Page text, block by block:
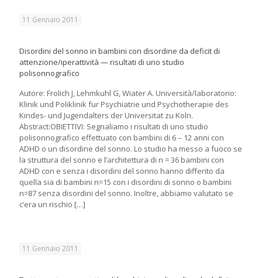
11 Gennaio 2011
Disordini del sonno in bambini con disordine da deficit di
attenzione/iperattività — risultati di uno studio
polisonnografico
Autore: Frolich J, Lehmkuhl G, Wiater A. Università/laboratorio:
Klinik und Poliklinik fur Psychiatrie und Psychotherapie des
Kindes- und Jugendalters der Universitat zu Koln.
Abstract:OBIETTIVI: Segnaliamo i risultati di uno studio
polisonnografico effettuato con bambini di 6 – 12 anni con
ADHD o un disordine del sonno. Lo studio ha messo a fuoco se
la struttura del sonno e l’architettura di n = 36 bambini con
ADHD con e senza i disordini del sonno hanno differito da
quella sia di bambini n=15 con i disordini di sonno o bambini
n=87 senza disordini del sonno. Inoltre, abbiamo valutato se
c’era un rischio […]
11 Gennaio 2011